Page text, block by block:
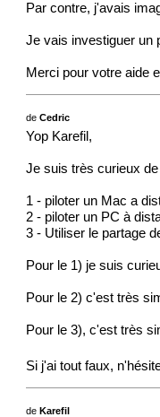
Par contre, j'avais
Je vais investiguer un
Merci pour votre aide
deCedric
Yop Karefil,
Je suis très curieux
1 - piloter un Mac a
2 - piloter un PC à
3 - Utiliser le partage
Pour le 1) je suis
Pour le 2) c'est très
Pour le 3), c'est très
Si j'ai tout faux,
deKarefil